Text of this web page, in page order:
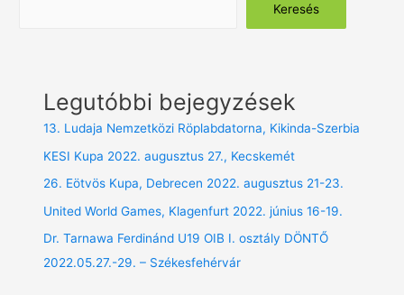
Keresés
Legutóbbi bejegyzések
13. Ludaja Nemzetközi Röplabdatorna, Kikinda-Szerbia
KESI Kupa 2022. augusztus 27., Kecskemét
26. Eötvös Kupa, Debrecen 2022. augusztus 21-23.
United World Games, Klagenfurt 2022. június 16-19.
Dr. Tarnawa Ferdinánd U19 OIB I. osztály DÖNTŐ
2022.05.27.-29. – Székesfehérvár